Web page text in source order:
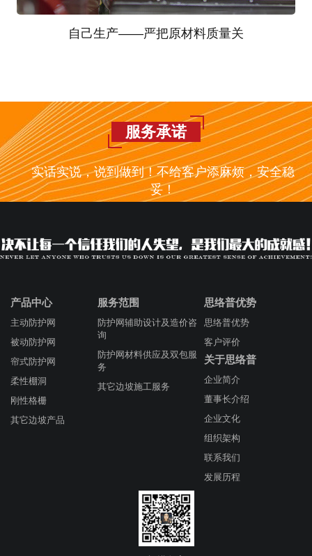
商；自己生产，保证原材料不被调换，控制工艺和成
本；生产技术能力---各类出现过的新图纸均能生产。
自己生产——严把原材料质量关
服务承诺
实话实说，说到做到！不给客户添麻烦，安全稳
妥！
产品中心
主动防护网
被动防护网
帘式防护网
柔性棚洞
刚性格栅
其它边坡产品
服务范围
防护网辅助设计及造价咨
询
防护网材料供应及双包服
务
其它边坡施工服务
思络普优势
思络普优势
客户评价
关于思络普
企业简介
董事长介绍
企业文化
组织架构
联系我们
发展历程